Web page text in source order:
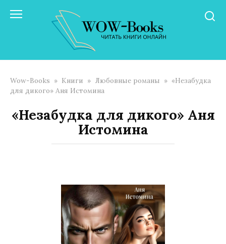
Wow-Books » Книги » Любовные романы » «Незабудка
для дикого» Аня Истомина
«Незабудка для дикого» Аня
Истомина